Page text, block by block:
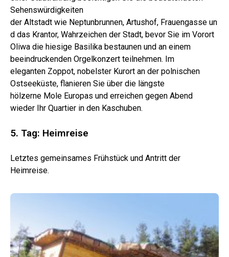
Sehenswürdigkeiten
der Altstadt wie Neptunbrunnen, Artushof, Frauengasse un
d das Krantor, Wahrzeichen der Stadt, bevor Sie im Vorort
Oliwa die hiesige Basilika bestaunen und an einem
beeindruckenden Orgelkonzert teilnehmen. Im
eleganten Zoppot, nobelster Kurort an der polnischen
Ostseeküste, flanieren Sie über die längste
hölzerne Mole Europas und erreichen gegen Abend
wieder Ihr Quartier in den Kaschuben.
5. Tag: Heimreise
Letztes gemeinsames Frühstück und Antritt der
Heimreise.